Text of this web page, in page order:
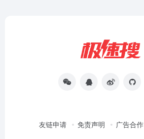
友链申请 免责声明 广告合作